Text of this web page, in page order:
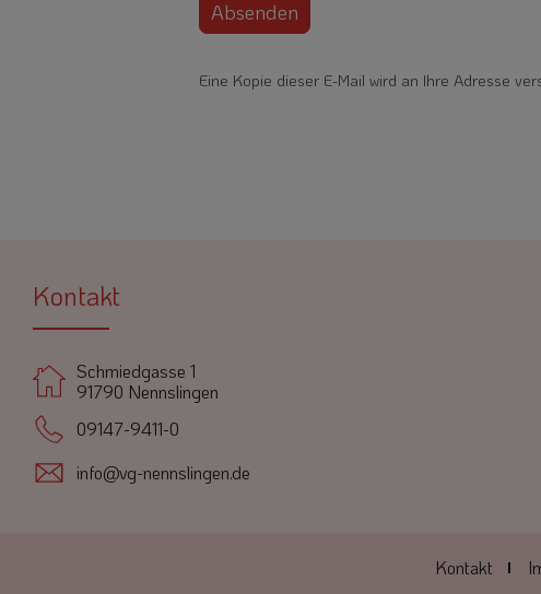
Absenden
Eine Kopie dieser E-Mail wird an Ihre Adresse
Kontakt
Schmiedgasse 1
91790 Nennslingen
09147-9411-0
info@vg-nennslingen.de
Kontakt